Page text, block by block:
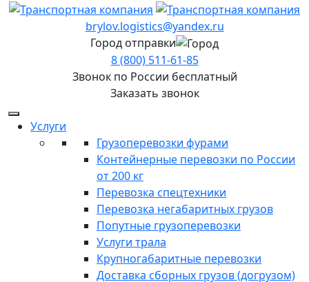
brylov.logistics@yandex.ru
Город отправки
8 (800) 511-61-85
Звонок по России бесплатный
Заказать звонок
Услуги
Грузоперевозки фурами
Контейнерные перевозки по России
от 200 кг
Перевозка спецтехники
Перевозка негабаритных грузов
Попутные грузоперевозки
Услуги трала
Крупногабаритные перевозки
Доставка сборных грузов (догрузом)